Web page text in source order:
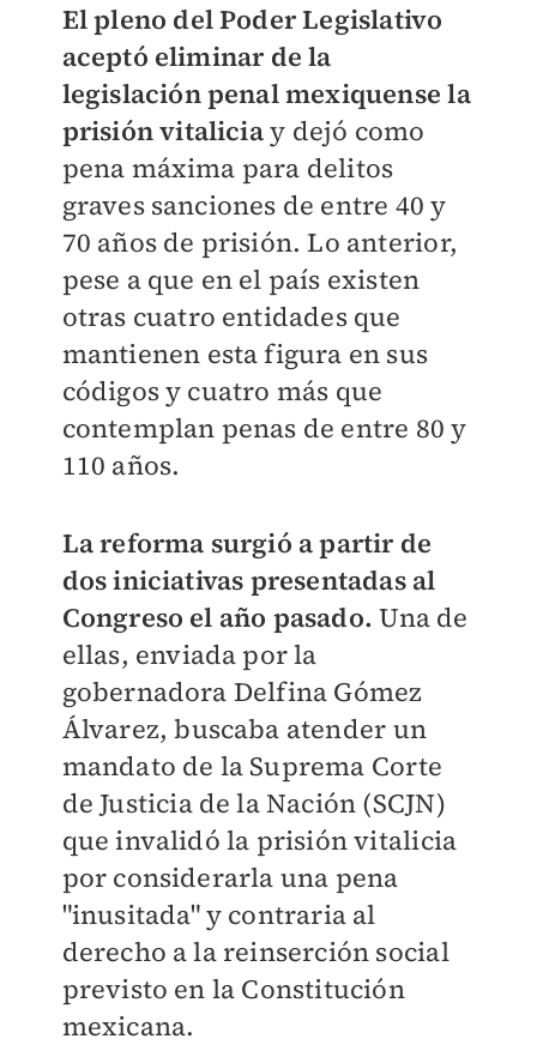
El pleno del Poder Legislativo
aceptó eliminar de la
legislación penal mexiquense la
prisión vitaliciay dejó como
pena máxima para delitos
graves sanciones de entre 40 y
70 años de prisión. Lo anterior,
pese a que en el país existen
otras cuatro entidades que
mantienen esta figura en sus
códigos y cuatro más que
contemplan penas de entre 80 y
110 años.
La reforma surgió a partir de
dos iniciativas presentadas al
Congreso el año pasado. Una de
ellas, enviada por la
gobernadora Delfina Gómez
Álvarez, buscaba atender un
mandato de la Suprema Corte
de Justicia de la Nación (SCJN)
que invalidó la prisión vitalicia
por considerarla una pena
"inusitada" y contraria al
derecho a la reinserción social
previsto en la Constitución
mexicana.